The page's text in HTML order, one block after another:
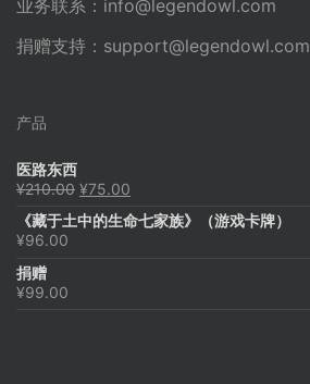
业务联系： info@legendowl.com
捐赠支持： support@legendowl.com
产品
医路东西
¥210.00 原
为：
¥75.00
价
《藏于土中的生命七家族》（游戏卡牌）
¥96.00
捐赠
¥99.00